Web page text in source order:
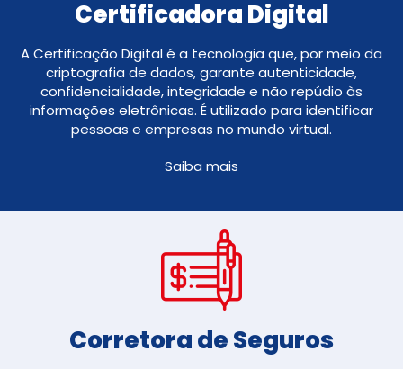
Certificadora Digital
A Certificação Digital é a tecnologia que, por meio da
criptografia de dados, garante autenticidade,
confidencialidade, integridade e não repúdio às
informações eletrônicas. É utilizado para identificar
pessoas e empresas no mundo virtual.
Saiba mais
Corretora de Seguros​